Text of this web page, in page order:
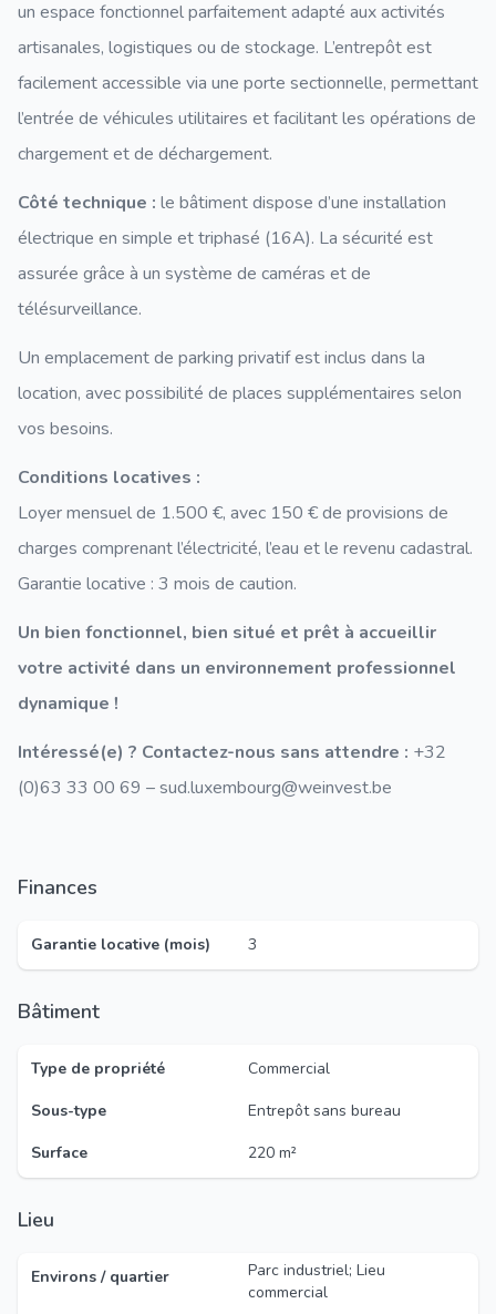
un espace fonctionnel parfaitement adapté aux activités
artisanales, logistiques ou de stockage. L’entrepôt est
facilement accessible via une porte sectionnelle, permettant
l’entrée de véhicules utilitaires et facilitant les opérations de
chargement et de déchargement.
Côté technique : le bâtiment dispose d’une installation
électrique en simple et triphasé (16A). La sécurité est
assurée grâce à un système de caméras et de
télésurveillance.
Un emplacement de parking privatif est inclus dans la
location, avec possibilité de places supplémentaires selon
vos besoins.
Conditions locatives :
Loyer mensuel de 1.500 €, avec 150 € de provisions de
charges comprenant l’électricité, l’eau et le revenu cadastral.
Garantie locative : 3 mois de caution.
Un bien fonctionnel, bien situé et prêt à accueillir
votre activité dans un environnement professionnel
dynamique !
Intéressé(e) ? Contactez-nous sans attendre : +32
(0)63 33 00 69 – sud.luxembourg@weinvest.be
Finances
Garantie locative (mois) 3
Bâtiment
Type de propriété
Commercial
Sous-type
Entrepôt sans bureau
Surface
220 m²
Lieu
Environs / quartier
Parc industriel; Lieu
commercial